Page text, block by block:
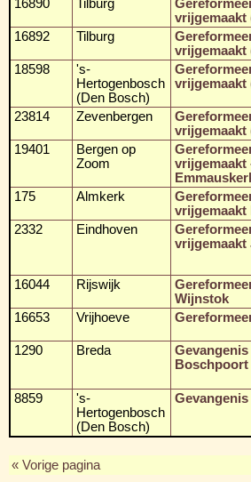
16890
Tilburg
vrijgemaakt
16892
Tilburg
vrijgemaakt
18598
's-
Hertogenbosch
(Den Bosch)
vrijgemaakt
23814 Zevenbergen
vrijgemaakt
19401
Bergen op
Zoom
vrijgemaakt
175 Almkerk
vrijgemaakt
2332
Eindhoven
vrijgemaakt
16044 Rijswijk
Wijnstok
16653
Vrijhoeve
1290 Breda
Gevangenis
Boschpoort
8859
's-
Hertogenbosch
(Den Bosch)
Gevangenis
« Vorige pagina